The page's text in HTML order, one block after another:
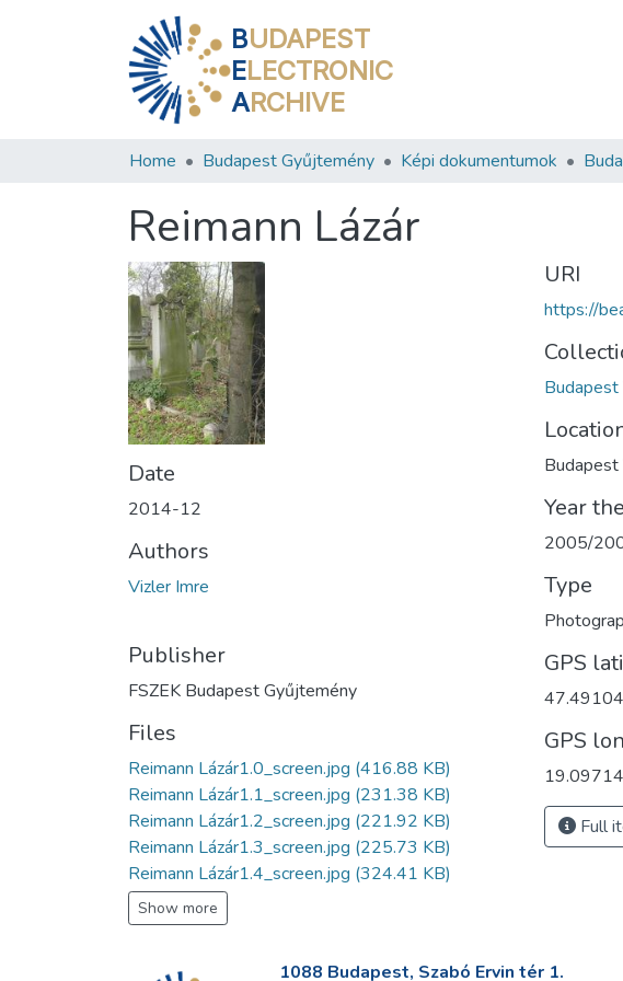
BUDAPEST
ELECTRONIC
ARCHIVE
Home Budapest Gyűjtemény Képi dokumentumok
Reimann Lázár
Date
2014-12
Authors
Vizler Imre
Publisher
FSZEK Budapest Gyűjtemény
Files
Reimann Lázár1.0_screen.jpg (416.88 KB)
Reimann Lázár1.1_screen.jpg (231.38 KB)
Reimann Lázár1.2_screen.jpg (221.92 KB)
Reimann Lázár1.3_screen.jpg (225.73 KB)
Reimann Lázár1.4_screen.jpg (324.41 KB)
Show more
URI
https://
Year
2005/
Type
GPS
47.49104
GPS
19.09714
Full
1088 Budapest, Szabó Ervin tér 1.